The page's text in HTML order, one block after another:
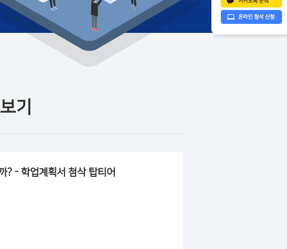
기
? - 학업계획서 첨삭 탑티어